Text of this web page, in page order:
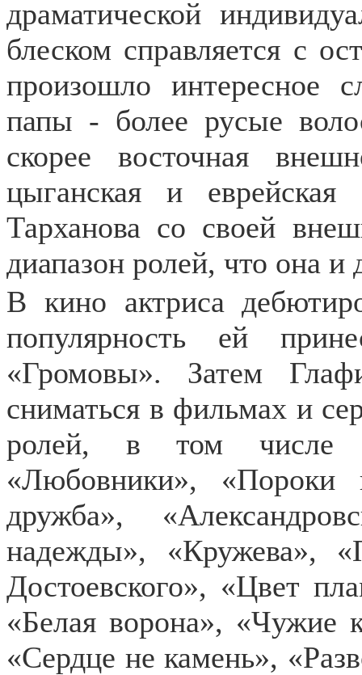
драматической
блеском справляется с
произошло интересное
папы - более русые
скорее восточная
цыганская и
Тарханова со своей
диапазон ролей, что она и
В кино актриса
популярность ей
«Громовы». Затем
сниматься в фильмах и
ролей, в том числе
«Любовники»,
дружба»,
надежды», «Кружева»,
Достоевского», «Цвет
«Белая ворона», «Чужие
«Сердце не камень»,